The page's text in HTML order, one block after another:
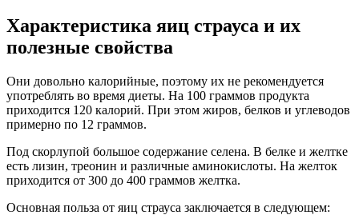
Характеристика яиц страуса и их
полезные свойства
Они довольно калорийные, поэтому их не рекомендуется
употреблять во время диеты. На 100 граммов продукта
приходится 120 калорий. При этом жиров, белков и углеводов
примерно по 12 граммов.
Под скорлупой большое содержание селена. В белке и желтке
есть лизин, треонин и различные аминокислоты. На желток
приходится от 300 до 400 граммов желтка.
Основная польза от яиц страуса заключается в следующем: